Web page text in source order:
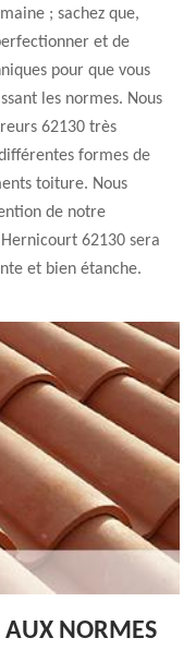
; sachez que,
et de
pour que vous
les normes. Nous
62130 très
formes de
toiture. Nous
de notre
62130 sera
et bien étanche.
AUX NORMES